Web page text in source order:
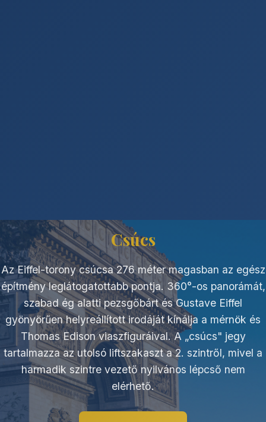
Csúcs
Az Eiffel-torony csúcsa 276 méter magasban az egész
építmény leglátogatottabb pontja. 360°-os panorámát,
szabad ég alatti pezsgőbárt és Gustave Eiffel
gyönyörűen helyreállított irodáját kínálja a mérnök és
Thomas Edison viaszfiguráival. A „csúcs" jegy
tartalmazza az utolsó liftszakaszt a 2. szintről, mivel a
harmadik szintre vezető nyilvános lépcső nem
elérhető.